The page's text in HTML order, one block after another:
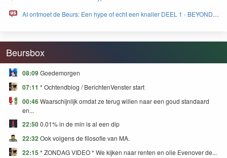
AI ontmoet de Beurs: Een hype of echt een knaller DEEL 1 - BEYOND
Beursbox
08:09Goedemorgen
07:11 * Ochtendblog / BerichtenVenster start
00:46Waarschijnlijk omdat ze terug willen naar een goud standaard
en...
22:500.01% in de min is al een dip
22:32Ook volgens de filosofie van MA.
22:15 * ZONDAG VIDEO * We kijken naar renten en olie Evenover de...